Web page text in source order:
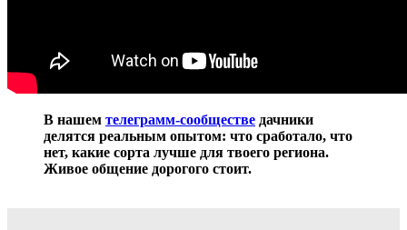
В нашем телеграмм-сообществе дачники
делятся реальным опытом: что сработало, что
нет, какие сорта лучше для твоего региона.
Живое общение дорогого стоит.